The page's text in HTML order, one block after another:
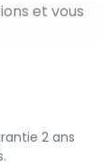
et vous
2 ans